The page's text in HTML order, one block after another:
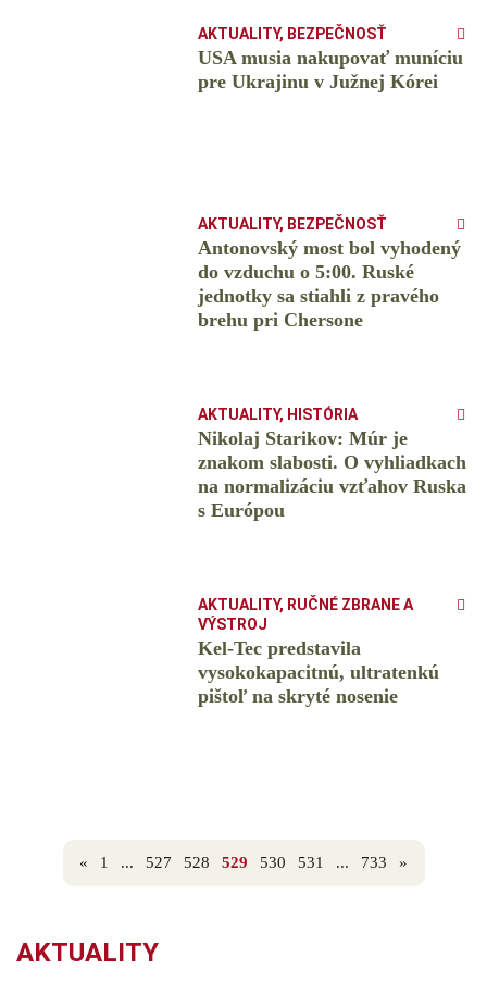
AKTUALITY, BEZPEČNOSŤ
USA musia nakupovať muníciu
pre Ukrajinu v Južnej Kórei
AKTUALITY, BEZPEČNOSŤ
Antonovský most bol vyhodený
do vzduchu o 5:00. Ruské
jednotky sa stiahli z pravého
brehu pri Chersone
AKTUALITY, HISTÓRIA
Nikolaj Starikov: Múr je
znakom slabosti. O vyhliadkach
na normalizáciu vzťahov Ruska
s Európou
AKTUALITY, RUČNÉ ZBRANE A
VÝSTROJ
Kel-Tec predstavila
vysokokapacitnú, ultratenkú
pištoľ na skryté nosenie
« 1 ... 527 528 529 530 531 ... 733 »
AKTUALITY